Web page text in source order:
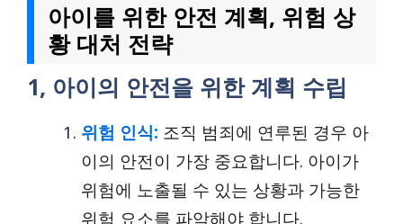
아이를 위한 안전 계획, 위험 상
황 대처 전략
1, 아이의 안전을 위한 계획 수립
위험 인식: 조직 범죄에 연루된 경우 아
이의 안전이 가장 중요합니다. 아이가
위험에 노출될 수 있는 상황과 가능한
위험 요소를 파악해야 합니다.